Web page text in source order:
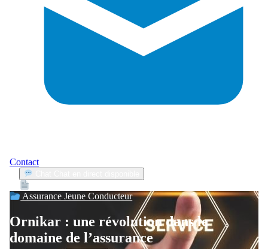
Contact
Assurance Jeune Conducteur
Ornikar : une révolution dans le
domaine de l’assurance